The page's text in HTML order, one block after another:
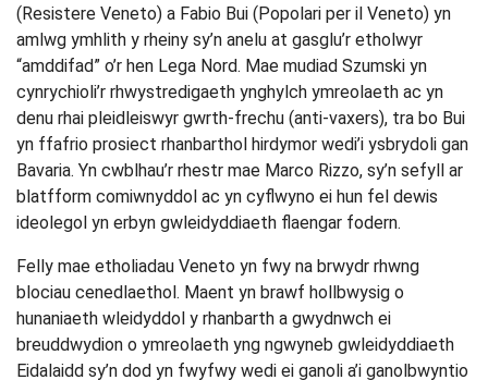
(Resistere Veneto) a Fabio Bui (Popolari per il Veneto) yn
amlwg ymhlith y rheiny sy’n anelu at gasglu’r etholwyr
“amddifad” o’r hen Lega Nord. Mae mudiad Szumski yn
cynrychioli’r rhwystredigaeth ynghylch ymreolaeth ac yn
denu rhai pleidleiswyr gwrth-frechu (anti-vaxers), tra bo Bui
yn ffafrio prosiect rhanbarthol hirdymor wedi’i ysbrydoli gan
Bavaria. Yn cwblhau’r rhestr mae Marco Rizzo, sy’n sefyll ar
blatfform comiwnyddol ac yn cyflwyno ei hun fel dewis
ideolegol yn erbyn gwleidyddiaeth flaengar fodern.
Felly mae etholiadau Veneto yn fwy na brwydr rhwng
blociau cenedlaethol. Maent yn brawf hollbwysig o
hunaniaeth wleidyddol y rhanbarth a gwydnwch ei
breuddwydion o ymreolaeth yng ngwyneb gwleidyddiaeth
Eidalaidd sy’n dod yn fwyfwy wedi ei ganoli a’i ganolbwyntio